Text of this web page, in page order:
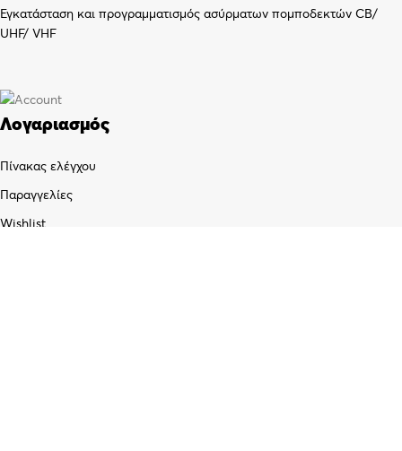
Εγκατάσταση και προγραμματισμός ασύρματων πομποδεκτών CB/
UHF/ VHF
Λογαριασμός
Πίνακας ελέγχου
Παραγγελίες
Wishlist